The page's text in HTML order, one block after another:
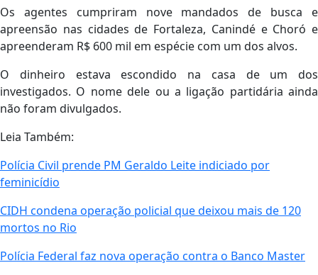
Os agentes cumpriram nove mandados de busca e
apreensão nas cidades de Fortaleza, Canindé e Choró e
apreenderam R$ 600 mil em espécie com um dos alvos.
O dinheiro estava escondido na casa de um dos
investigados. O nome dele ou a ligação partidária ainda
não foram divulgados.
Leia Também:
Polícia Civil prende PM Geraldo Leite indiciado por
feminicídio
CIDH condena operação policial que deixou mais de 120
mortos no Rio
Polícia Federal faz nova operação contra o Banco Master